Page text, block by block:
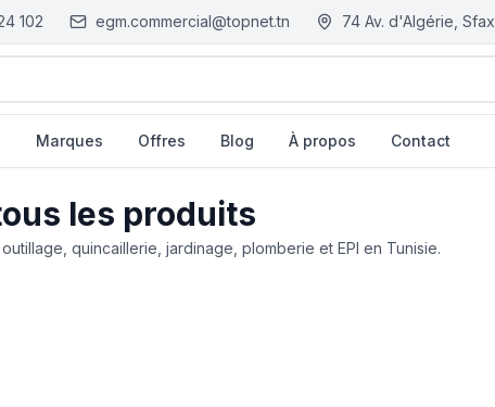
102 egm.commercial@topnet.tn 74 Av. d'Algérie, Sfax
Marques Offres Blog À propos Contact
les produits
quincaillerie, jardinage, plomberie et EPI en Tunisie.